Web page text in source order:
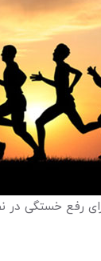
رفع خستگی در